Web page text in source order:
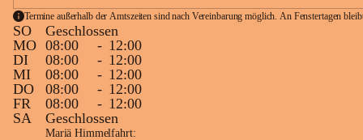
Termine außerhalb der Amtszeiten sind nach Vereinbarung möglich. An Fenstertagen
SO
Geschlossen
MO 08:00 - 12:00
DI
08:00 - 12:00
MI
08:00 - 12:00
DO
08:00 - 12:00
FR
08:00 - 12:00
SA
Geschlossen
Mariä Himmelfahrt: